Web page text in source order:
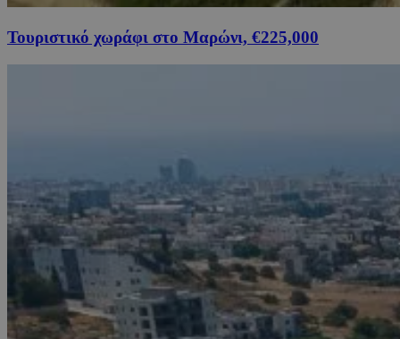
Τουριστικό χωράφι στο Μαρώνι, €225,000